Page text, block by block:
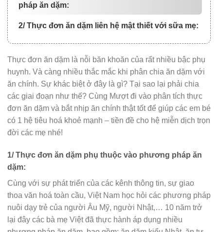
pháp ăn dặm:
2/ Thực đơn ăn dặm liên hệ mật thiết với sữa mẹ:
Thực đơn ăn dặm là nỗi băn khoăn của rất nhiều bậc phụ
huynh. Và càng nhiều thắc mắc khi phân chia ăn dặm với
ăn chính. Sự khác biệt ở đây là gì? Tại sao lại phải chia
các giai đoạn như thế? Cùng Mượt đi vào phân tích thực
đơn ăn dặm và bắt nhịp ăn chính thật tốt để giúp các em bé
có 1 hệ tiêu hoá khoẻ mạnh – tiền đề cho hệ miễn dịch trọn
đời các mẹ nhé!
1/ Thực đơn ăn dặm phụ thuộc vào phương pháp ăn
dặm:
Cùng với sự phát triển của các kênh thông tin, sự giao
thoa văn hoá toàn cầu, Việt Nam học hỏi các phương pháp
nuôi dạy trẻ của người Âu Mỹ, người Nhật,… 10 năm trở
lại đây các bà mẹ Việt đã thực hành áp dụng nhiều